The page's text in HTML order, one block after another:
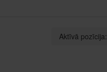
Aktīvā pozīcija: